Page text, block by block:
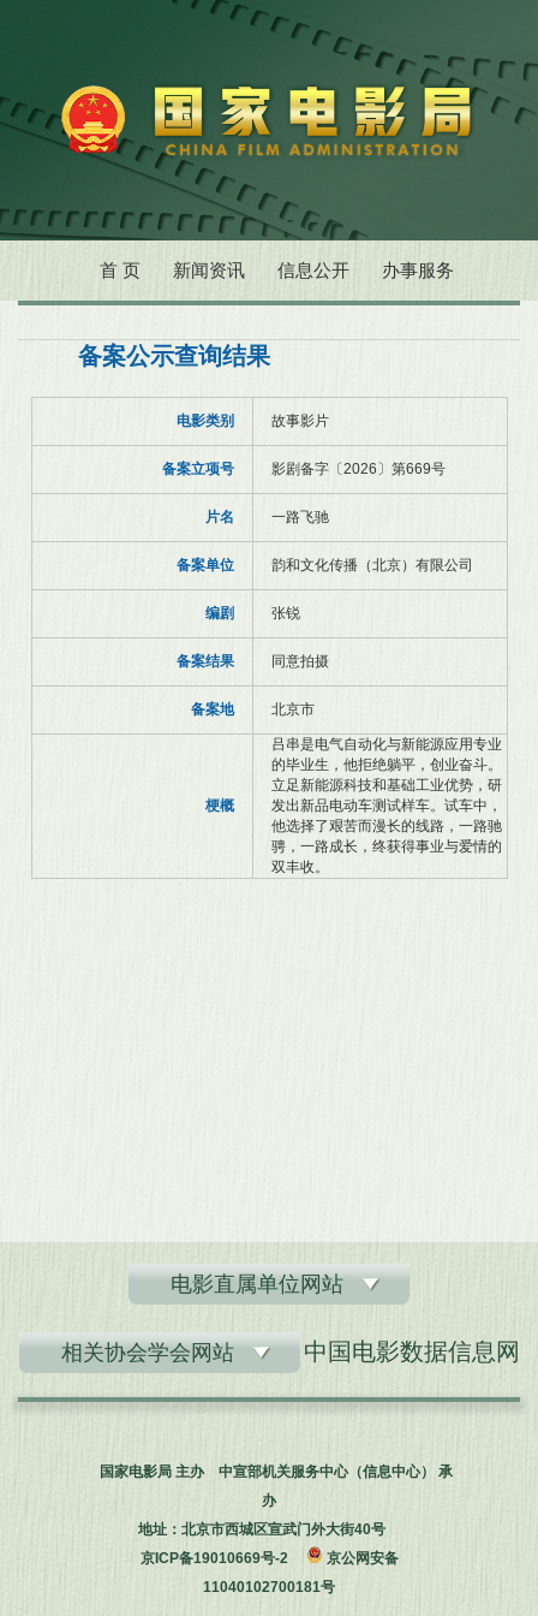
首 页 新闻资讯 信息公开 办事服务
备案公示查询结果
电影类别 故事影片
备案立项号 影剧备字〔2026〕第669号
片名 一路飞驰
备案单位 韵和文化传播（北京）有限公司
编剧 张锐
备案结果 同意拍摄
备案地 北京市
梗概
吕串是电气自动化与新能源应用专业
的毕业生，他拒绝躺平，创业奋斗。
立足新能源科技和基础工业优势，研
发出新品电动车测试样车。试车中，
他选择了艰苦而漫长的线路，一路驰
骋，一路成长，终获得事业与爱情的
双丰收。
电影直属单位网站
相关协会学会网站 中国电影数据信息网
国家电影局 主办 中宣部机关服务中心（信息中心） 承
办
地址：北京市西城区宣武门外大街40号
京ICP备19010669号-2
京公网安备
11040102700181号